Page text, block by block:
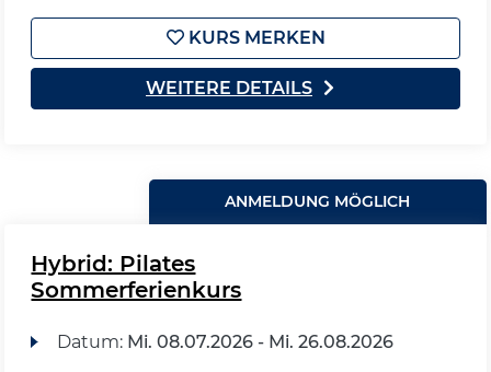
KURS MERKEN
WEITERE DETAILS
ANMELDUNG MÖGLICH
Hybrid: Pilates
Sommerferienkurs
Datum: Mi. 08.07.2026 - Mi. 26.08.2026